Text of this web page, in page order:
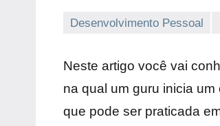
Desenvolvimento Pessoal
Neste artigo você vai
na qual um guru inicia
que pode ser praticada